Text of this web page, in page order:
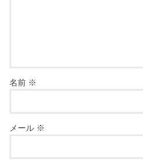
名前 ※
メール ※